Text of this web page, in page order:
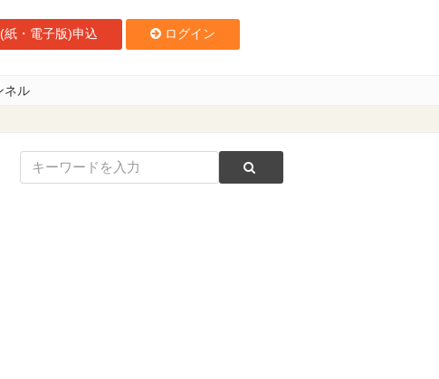
紙・電子版)申込 ログイン
ネル
対応を実現